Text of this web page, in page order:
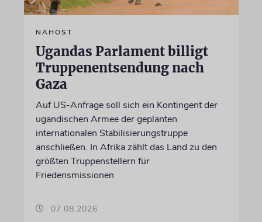
NAHOST
Ugandas Parlament billigt
Truppenentsendung nach
Gaza
Auf US-Anfrage soll sich ein Kontingent der
ugandischen Armee der geplanten
internationalen Stabilisierungstruppe
anschließen. In Afrika zählt das Land zu den
größten Truppenstellern für
Friedensmissionen
07.08.2026